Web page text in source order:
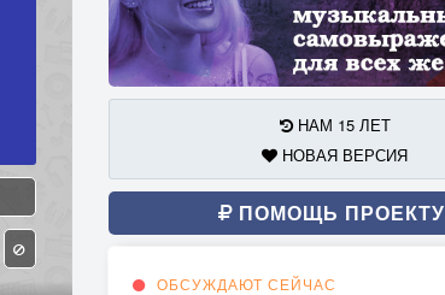
НАМ 15 ЛЕТ
НОВАЯ ВЕРСИЯ
ПОМОЩЬ ПРОЕКТУ
ОБСУЖДАЮТ СЕЙЧАС